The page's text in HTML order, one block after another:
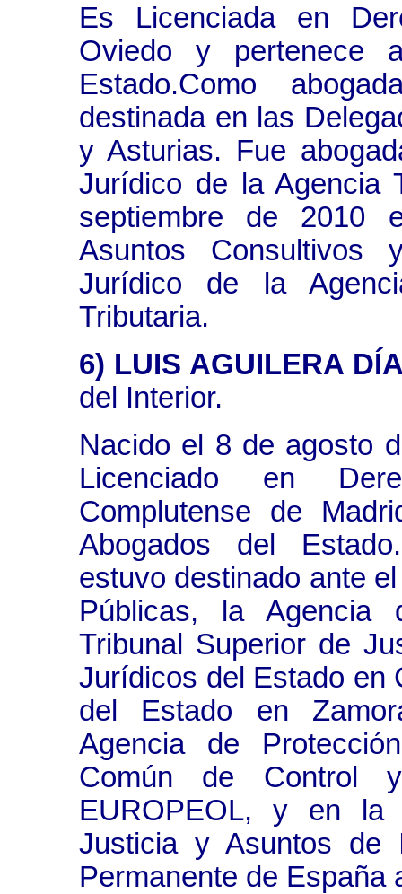
Es Licenciada en
Oviedo y pertenece
Estado.Como
destinada en las
y Asturias. Fue
Jurídico de la Agencia
septiembre de 2010
Asuntos Consultivos
Jurídico de la
Tributaria.
6) LUIS AGUILERA
del Interior.
Nacido el 8 de agosto
Licenciado en
Complutense de
Abogados del
estuvo destinado ante
Públicas, la
Tribunal Superior de
Jurídicos del Estado en
del Estado en
Agencia de
Común de Control
EUROPEOL, y en la
Justicia y Asuntos de
Permanente de España